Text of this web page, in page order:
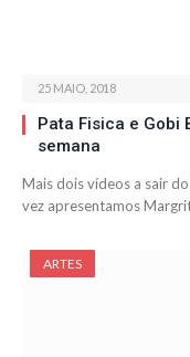
25 MAIO, 2018
Pata Fisica e Gobi
semana
Mais dois vídeos a sair
vez apresentamos
ARTES